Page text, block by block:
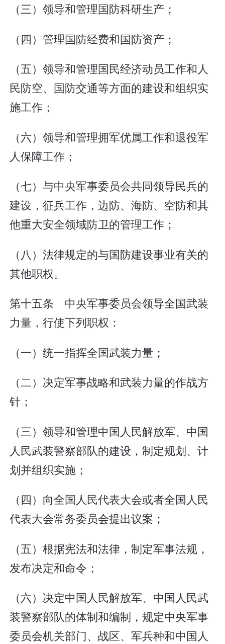
（三）领导和管理国防科研生产；
（四）管理国防经费和国防资产；
（五）领导和管理国民经济动员工作和人
民防空、国防交通等方面的建设和组织实
施工作；
（六）领导和管理拥军优属工作和退役军
人保障工作；
（七）与中央军事委员会共同领导民兵的
建设，征兵工作，边防、海防、空防和其
他重大安全领域防卫的管理工作；
（八）法律规定的与国防建设事业有关的
其他职权。
第十五条 中央军事委员会领导全国武装
力量，行使下列职权：
（一）统一指挥全国武装力量；
（二）决定军事战略和武装力量的作战方
针；
（三）领导和管理中国人民解放军、中国
人民武装警察部队的建设，制定规划、计
划并组织实施；
（四）向全国人民代表大会或者全国人民
代表大会常务委员会提出议案；
（五）根据宪法和法律，制定军事法规，
发布决定和命令；
（六）决定中国人民解放军、中国人民武
装警察部队的体制和编制，规定中央军事
委员会机关部门、战区、军兵种和中国人